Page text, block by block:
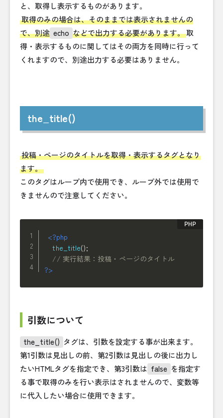
と、取得し表示するものがあります。
取得のみの場合は、そのままでは表示されませんの
で、別途 echo などで出力する必要があります。取
得・表示するものに関してはその両方を同時に行って
くれますので、別途出力する必要はありません。
the_title()
投稿・ページのタイトルを取得・表示するタグとなり
ます。
このタグはループ内で使用でき、ループ外では使用で
きませんので注意してください。
<?php
the_title();
// 実行結果：投稿・ページのタイトル
?>
引数について
the_title() タグは、引数を設定する事が出来ます。
第1引数は見出しの前、第2引数は見出しの後に出力し
たいHTMLタグを指定でき、第3引数は false を指定す
る事で取得のみを行い表示はされませんので、変数等
に代入したい場合に使用できます。